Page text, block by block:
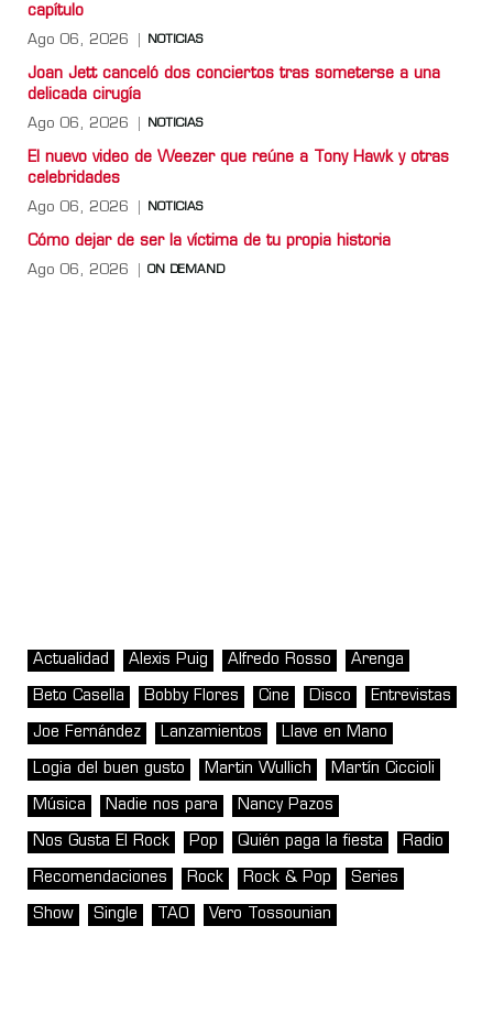
capítulo
Ago 06, 2026 NOTICIAS
Joan Jett canceló dos conciertos tras someterse a una
delicada cirugía
Ago 06, 2026 NOTICIAS
El nuevo video de Weezer que reúne a Tony Hawk y otras
celebridades
Ago 06, 2026 NOTICIAS
Cómo dejar de ser la víctima de tu propia historia
Ago 06, 2026 ON DEMAND
Actualidad Alexis Puig Alfredo Rosso Arenga
Beto Casella Bobby Flores Cine Disco Entrevistas
Joe Fernández Lanzamientos Llave en Mano
Logia del buen gusto Martin Wullich Martín Ciccioli
Música Nadie nos para Nancy Pazos
Nos Gusta El Rock Pop Quién paga la fiesta Radio
Recomendaciones Rock Rock & Pop Series
Show Single TAO Vero Tossounian